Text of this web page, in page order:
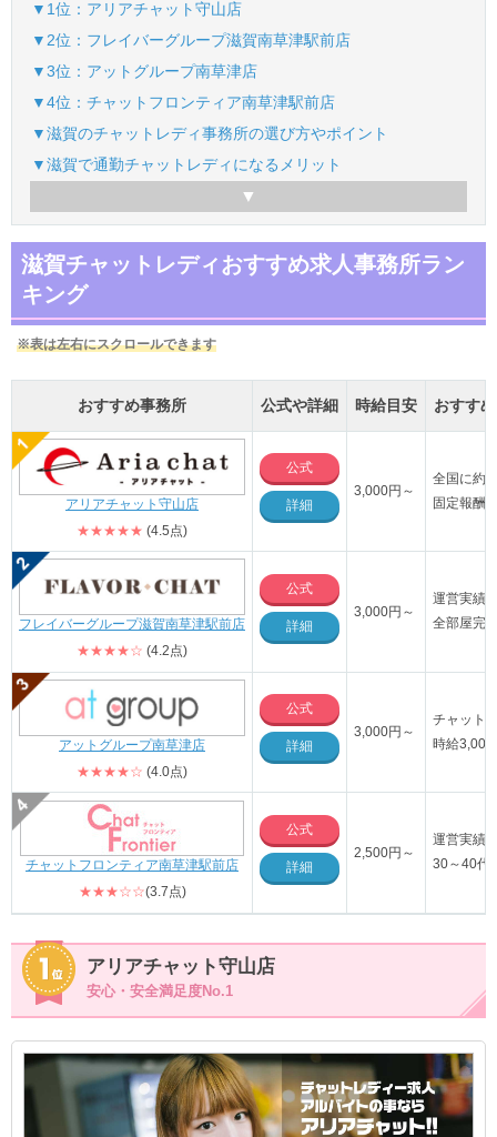
▼1位：アリアチャット守山店
▼2位：フレイバーグループ滋賀南草津駅前店
▼3位：アットグループ南草津店
▼4位：チャットフロンティア南草津駅前店
▼滋賀のチャットレディ事務所の選び方やポイント
▼滋賀で通勤チャットレディになるメリット
滋賀チャットレディおすすめ求人事務所ラン
キング
※表は左右にスクロールできます
おすすめ事務所 公式や詳細 時給目安 おすす
アリアチャット守山店
★★★★★ (4.5点)
公式
詳細
3,000円～
全国に約
固定報酬
フレイバーグループ滋賀南草津駅前店
★★★★☆ (4.2点)
公式
詳細
3,000円～
運営実績
全部屋完
アットグループ南草津店
★★★★☆ (4.0点)
公式
詳細
3,000円～
チャット
時給
チャットフロンティア南草津駅前店
★★★☆☆(3.7点)
公式
詳細
2,500円～
運営実績
30～40代
アリアチャット守山店
安心・安全満足度No.1